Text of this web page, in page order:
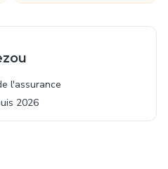
protection financière
l'assurance
2026